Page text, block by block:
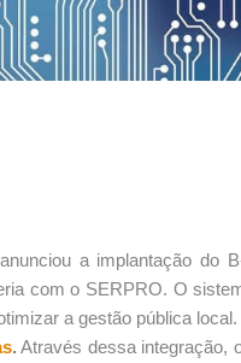
a implantação do
com o SERPRO. O
a gestão pública local.
. Através dessa integração,